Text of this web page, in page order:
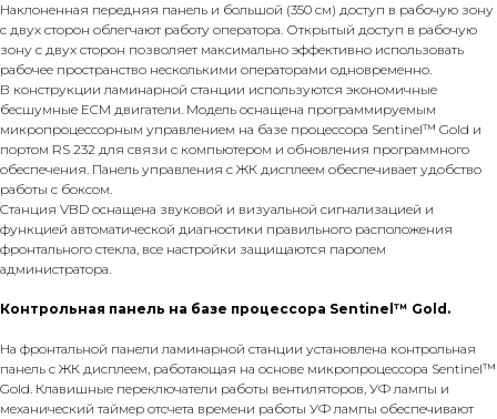
Наклоненная передняя панель и большой (350 см) доступ в рабочую зону
с двух сторон облегчают работу оператора. Открытый доступ в рабочую
зону с двух сторон позволяет максимально эффективно использовать
рабочее пространство несколькими операторами одновременно.
В конструкции ламинарной станции используются экономичные
бесшумные ECM двигатели. Модель оснащена программируемым
микропроцессорным управлением на базе процессора Sentinel™ Gold и
портом RS 232 для связи с компьютером и обновления программного
обеспечения. Панель управления с ЖК дисплеем обеспечивает удобство
работы с боксом.
Cтанция VBD оснащена звуковой и визуальной сигнализацией и
функцией автоматической диагностики правильного расположения
фронтального стекла, все настройки защищаются паролем
администратора.
Контрольная панель на базе процессора Sentinel™ Gold.
На фронтальной панели ламинарной станции установлена контрольная
панель с ЖК дисплеем, работающая на основе микропроцессора Sentinel™
Gold. Клавишные переключатели работы вентиляторов, УФ лампы и
механический таймер отсчета времени работы УФ лампы обеспечивают